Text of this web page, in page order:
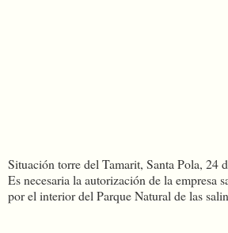
Situación torre del Tamarit, Santa Pola, 24
Es necesaria la autorización de la empresa
por el interior del Parque Natural de las